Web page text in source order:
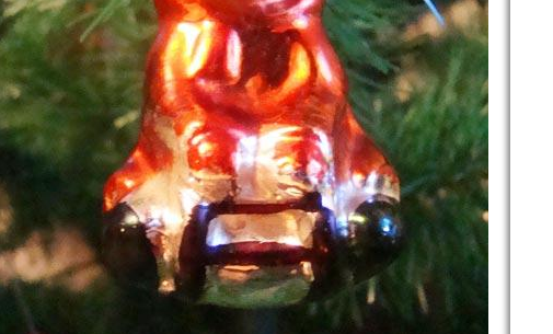
зоопарк, ландшафтный дизайн. Cherkassy Oblast picture collection. Cherkassy travel image
ручной работы
2013 годом